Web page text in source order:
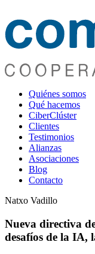
Quiénes somos
Qué hacemos
CiberClúster
Clientes
Testimonios
Alianzas
Asociaciones
Blog
Contacto
Natxo Vadillo
Nueva directiva
desafíos de la IA,